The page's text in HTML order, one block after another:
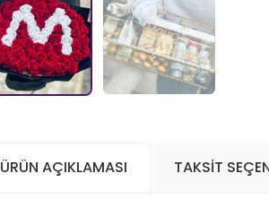
ÜRÜN AÇIKLAMASI TAKSIT